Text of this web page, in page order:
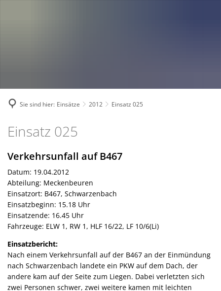
2024
2023
2022
2021
Fachgebiete und
Mannschaft
Jugend
Spielmannszug
Mitglied werden
A
A
A
Sie sind hier: Einsätze 2012 Einsatz 025
Einsatz
025
Einsatz 025
Verkehrsunfall auf B467
Datum: 19.04.2012
Abteilung: Meckenbeuren
Einsatzort: B467, Schwarzenbach
Einsatzbeginn: 15.18 Uhr
Einsatzende: 16.45 Uhr
Fahrzeuge: ELW 1, RW 1, HLF 16/22, LF 10/6(Li)
Einsatzbericht:
Nach einem Verkehrsunfall auf der B467 an der Einmündung
nach Schwarzenbach landete ein PKW auf dem Dach, der
andere kam auf der Seite zum Liegen. Dabei verletzten sich
zwei Personen schwer, zwei weitere kamen mit leichten